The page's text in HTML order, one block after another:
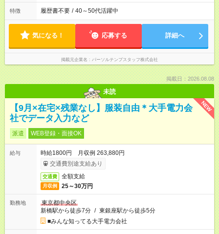
特徴 履歴書不要 / 40～50代活躍中
気になる！ 応募する 詳細へ
掲載元企業名 パーソルテンプスタッフ株式会社
掲載日：2026.08.08
未読
NEW
【9月×在宅×残業なし】服装自由＊大手電力会
社でデータ入力など
派遣 WEB登録・面接OK
給与
時給1800円 月収例 263,880円
交通費別途支給あり
交通費 全額支給
月収例 25～30万円
勤務地
東京都中央区
新橋駅から徒歩7分 / 東銀座駅から徒歩5分
■みんな知ってる大手電力会社